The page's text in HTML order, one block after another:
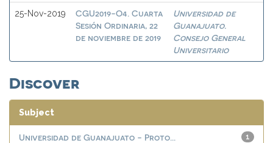
25-Nov-2019
CGU2019-O4. Cuarta
Sesión Ordinaria, 22
de noviembre de 2019
Universidad de
Guanajuato.
Consejo General
Universitario
Discover
Subject
1
Universidad de Guanajuato - Proto...